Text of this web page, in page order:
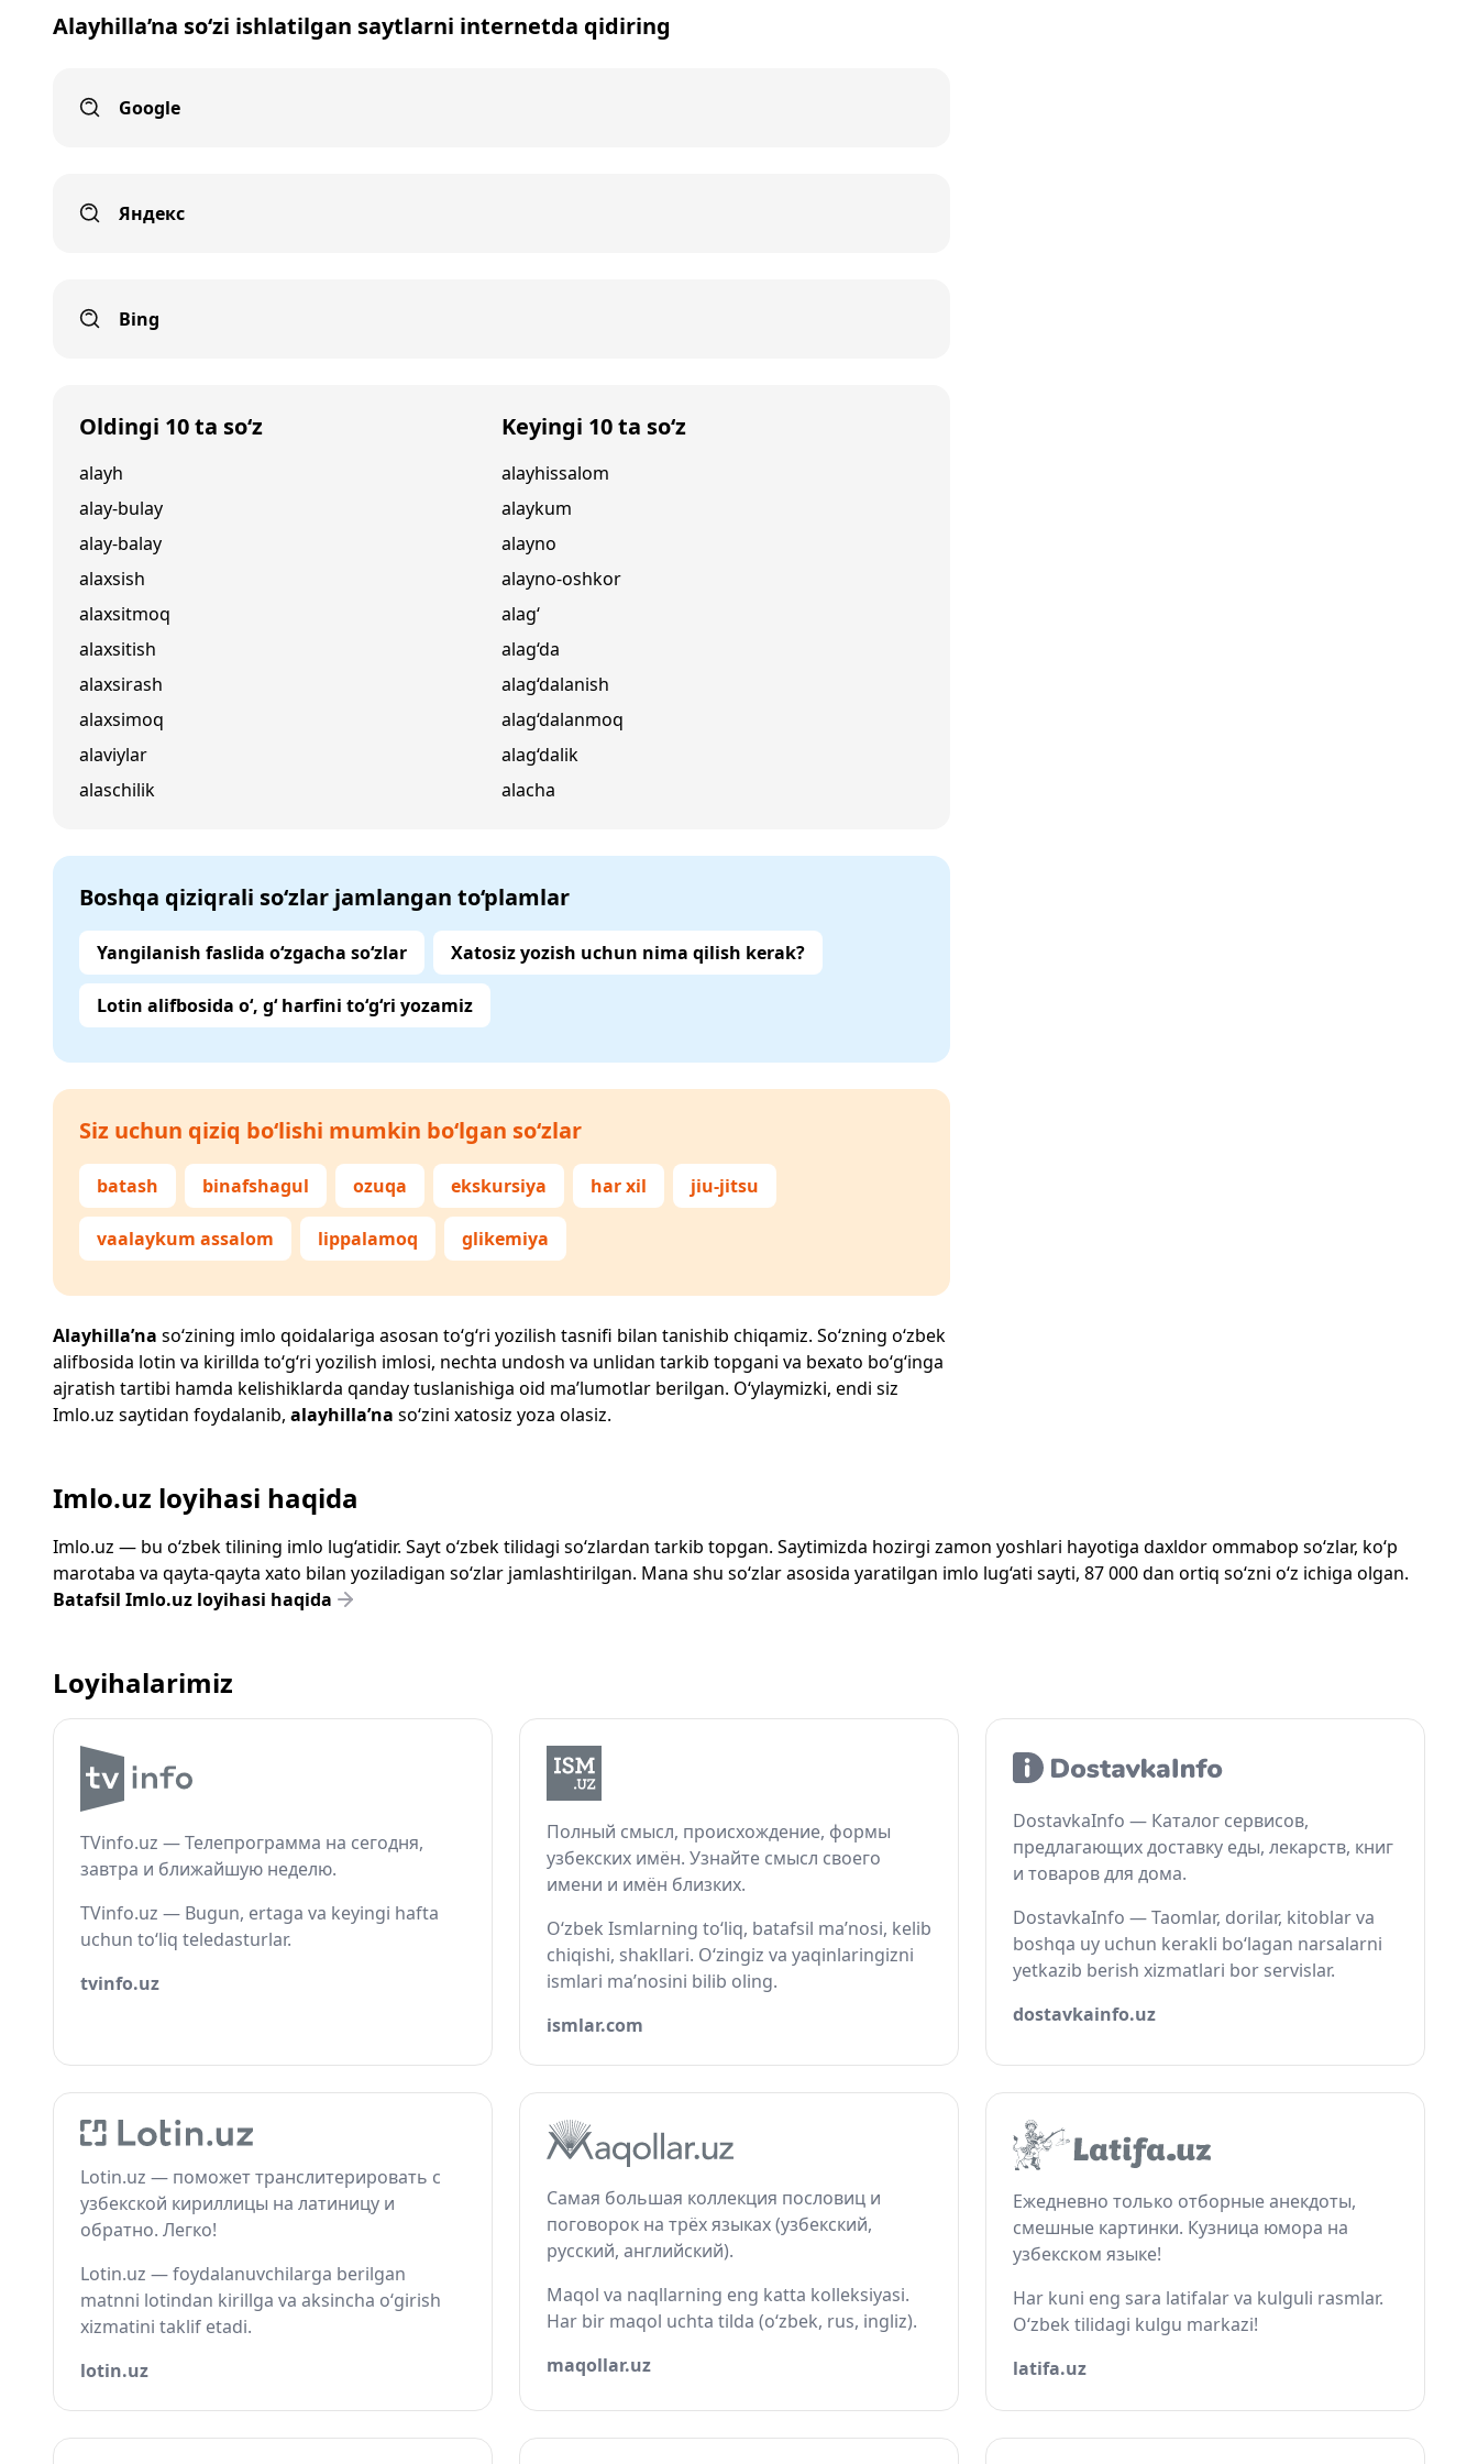
Alayhilla’na so‘zi ishlatilgan saytlarni internetda qidiring
Google
Яндекс
Bing
Oldingi 10 ta so‘z
alayh
alay-bulay
alay-balay
alaxsish
alaxsitmoq
alaxsitish
alaxsirash
alaxsimoq
alaviylar
alaschilik
Keyingi 10 ta so‘z
alayhissalom
alaykum
alayno
alayno-oshkor
alag‘
alag‘da
alag‘dalanish
alag‘dalanmoq
alag‘dalik
alacha
Boshqa qiziqrali so‘zlar jamlangan to‘plamlar
Yangilanish faslida o‘zgacha so‘zlar Xatosiz yozish uchun nima qilish kerak?
Lotin alifbosida o‘, g‘ harfini to‘g‘ri yozamiz
Siz uchun qiziq bo‘lishi mumkin bo‘lgan so‘zlar
batash binafshagul ozuqa ekskursiya har xil jiu-jitsu
vaalaykum assalom lippalamoq glikemiya
Alayhilla’na so‘zining imlo qoidalariga asosan to‘g‘ri yozilish tasnifi bilan tanishib chiqamiz. So‘zning o‘zbek
alifbosida lotin va kirillda to‘g‘ri yozilish imlosi, nechta undosh va unlidan tarkib topgani va bexato bo‘g‘inga
ajratish tartibi hamda kelishiklarda qanday tuslanishiga oid ma’lumotlar berilgan. O‘ylaymizki, endi siz
Imlo.uz saytidan foydalanib, alayhilla’na so‘zini xatosiz yoza olasiz.
Imlo.uz loyihasi haqida
Imlo.uz — bu o‘zbek tilining imlo lug‘atidir. Sayt o‘zbek tilidagi so‘zlardan tarkib topgan. Saytimizda hozirgi zamon yoshlari hayotiga daxldor ommabop so‘zlar, ko‘p
marotaba va qayta-qayta xato bilan yoziladigan so‘zlar jamlashtirilgan. Mana shu so‘zlar asosida yaratilgan imlo lug‘ati sayti, 87 000 dan ortiq so‘zni o‘z ichiga olgan.
Batafsil Imlo.uz loyihasi haqida
Loyihalarimiz
TVinfo.uz — Телепрограмма на сегодня,
завтра и ближайшую неделю.
TVinfo.uz — Bugun, ertaga va keyingi hafta
uchun to‘liq teledasturlar.
tvinfo.uz
Полный смысл, происхождение, формы
узбекских имён. Узнайте смысл своего
имени и имён близких.
O‘zbek Ismlarning to‘liq, batafsil ma’nosi, kelib
chiqishi, shakllari. O‘zingiz va yaqinlaringizni
ismlari ma’nosini bilib oling.
ismlar.com
DostavkaInfo — Каталог сервисов,
предлагающих доставку еды, лекарств, книг
и товаров для дома.
DostavkaInfo — Taomlar, dorilar, kitoblar va
boshqa uy uchun kerakli bo‘lagan narsalarni
yetkazib berish xizmatlari bor servislar.
dostavkainfo.uz
Lotin.uz — поможет транслитерировать с
узбекской кириллицы на латиницу и
обратно. Легко!
Lotin.uz — foydalanuvchilarga berilgan
matnni lotindan kirillga va aksincha o‘girish
xizmatini taklif etadi.
lotin.uz
Самая большая коллекция пословиц и
поговорок на трёх языках (узбекский,
русский, английский).
Maqol va naqllarning eng katta kolleksiyasi.
Har bir maqol uchta tilda (o‘zbek, rus, ingliz).
maqollar.uz
Ежедневно только отборные анекдоты,
смешные картинки. Кузница юмора на
узбекском языке!
Har kuni eng sara latifalar va kulguli rasmlar.
O‘zbek tilidagi kulgu markazi!
latifa.uz